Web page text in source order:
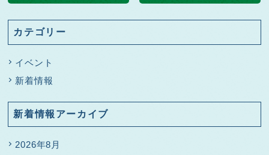
カテゴリー
イベント
新着情報
新着情報アーカイブ
2026年8月